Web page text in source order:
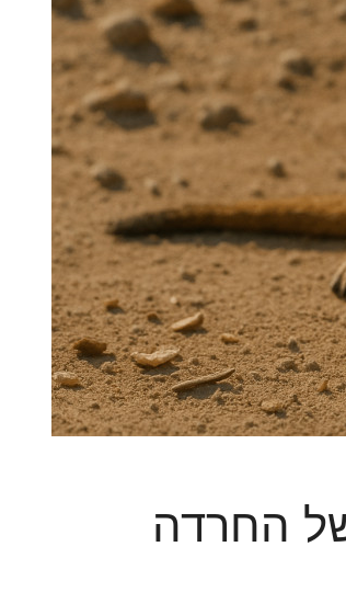
של החרדה